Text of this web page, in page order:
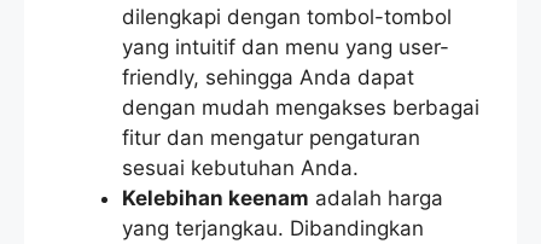
dilengkapi dengan tombol-tombol
yang intuitif dan menu yang user-
friendly, sehingga Anda dapat
dengan mudah mengakses berbagai
fitur dan mengatur pengaturan
sesuai kebutuhan Anda.
Kelebihan keenam adalah harga
yang terjangkau. Dibandingkan